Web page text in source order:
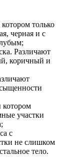
только
черная и с
Различают
коричный и
участки
с
не слишком
тело.